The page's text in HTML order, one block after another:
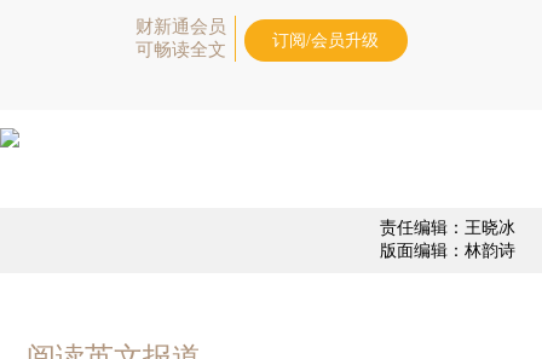
财新通会员
可畅读全文
订阅/会员升级
责任编辑：王晓冰
版面编辑：林韵诗